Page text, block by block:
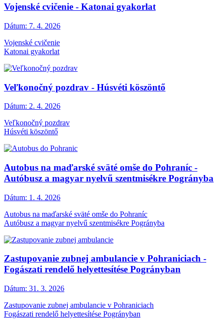
Vojenské cvičenie - Katonai gyakorlat
Dátum: 7. 4. 2026
Vojenské cvičenie
Katonai gyakorlat
Veľkonočný pozdrav - Húsvéti köszöntő
Dátum: 2. 4. 2026
Veľkonočný pozdrav
Húsvéti köszöntő
Autobus na maďarské sväté omše do Pohraníc -
Autóbusz a magyar nyelvű szentmisékre Pogrányba
Dátum: 1. 4. 2026
Autobus na maďarské sväté omše do Pohraníc
Autóbusz a magyar nyelvű szentmisékre Pogrányba
Zastupovanie zubnej ambulancie v Pohraniciach -
Fogászati rendelő helyettesítése Pogrányban
Dátum: 31. 3. 2026
Zastupovanie zubnej ambulancie v Pohraniciach
Fogászati rendelő helyettesítése Pogrányban